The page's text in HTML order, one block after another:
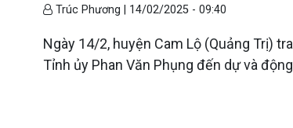
Trúc Phương | 14/02/2025 - 09:40
Ngày 14/2, huyện Cam Lộ (Quảng Trị)
Tỉnh ủy Phan Văn Phụng đến dự và